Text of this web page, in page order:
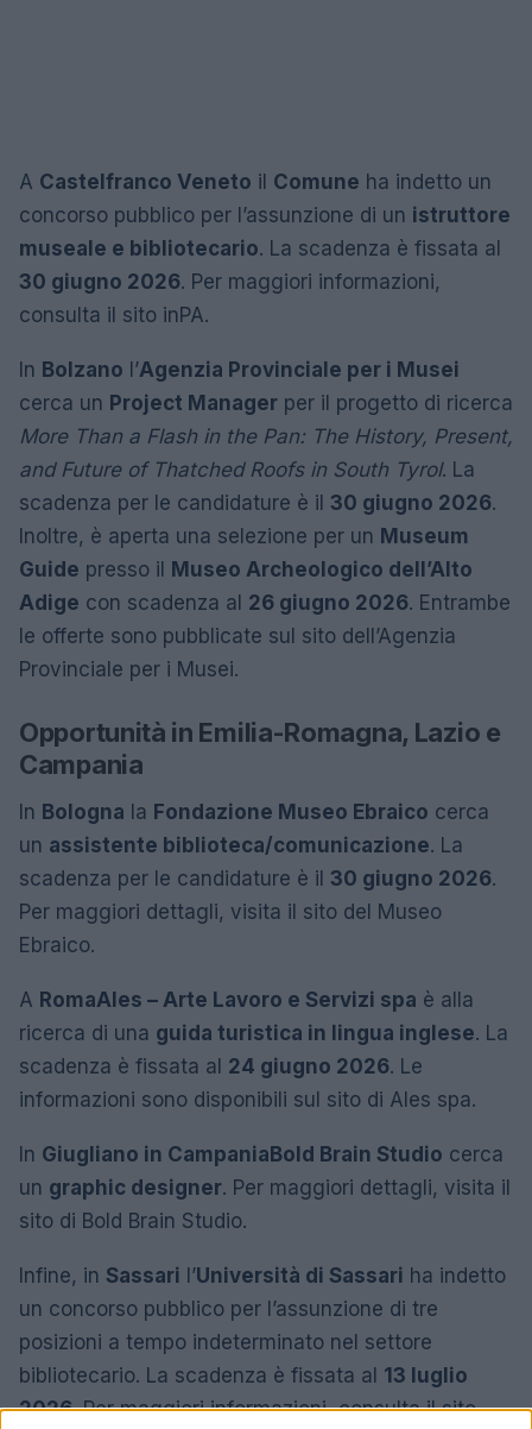
A Castelfranco Veneto il Comune ha indetto un
concorso pubblico per l’assunzione di un istruttore
museale e bibliotecario. La scadenza è fissata al
30 giugno 2026. Per maggiori informazioni,
consulta il sito inPA.
In Bolzano l’Agenzia Provinciale per i Musei
cerca un Project Manager per il progetto di ricerca
More Than a Flash in the Pan: The History, Present,
and Future of Thatched Roofs in South Tyrol. La
scadenza per le candidature è il 30 giugno 2026.
Inoltre, è aperta una selezione per un Museum
Guide presso il
Museo Archeologico dell’Alto
Adige con scadenza al 26 giugno 2026. Entrambe
le offerte sono pubblicate sul sito dell’Agenzia
Provinciale per i Musei.
Opportunità in Emilia-Romagna, Lazio e
Campania
In Bologna la Fondazione Museo Ebraico cerca
un assistente biblioteca/comunicazione. La
scadenza per le candidature è il 30 giugno 2026.
Per maggiori dettagli, visita il sito del Museo
Ebraico.
A RomaAles – Arte Lavoro e Servizi spa è alla
ricerca di una guida turistica in lingua inglese. La
scadenza è fissata al 24 giugno 2026. Le
informazioni sono disponibili sul sito di Ales spa.
In Giugliano in Campania Bold Brain Studio cerca
un graphic designer. Per maggiori dettagli, visita il
sito di Bold Brain Studio.
Infine, in Sassari l’Università di Sassari ha indetto
un concorso pubblico per l’assunzione di tre
posizioni a tempo indeterminato nel settore
bibliotecario. La scadenza è fissata al 13 luglio
2026. Per maggiori informazioni, consulta il sito